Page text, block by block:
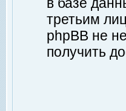
третьим
phpBB не
получить